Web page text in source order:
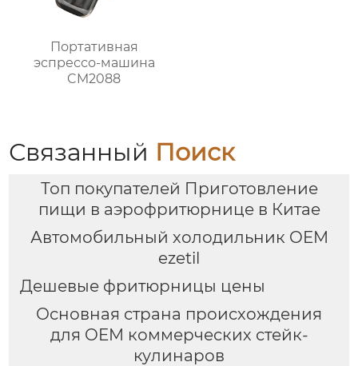
Портативная
эспрессо-машина
CM2088
Связанный Поиск
Топ покупателей Приготовление
пищи в аэрофритюрнице в Китае
Автомобильный холодильник OEM
ezetil
Дешевые фритюрницы цены
Основная страна происхождения
для OEM коммерческих стейк-
кулинаров